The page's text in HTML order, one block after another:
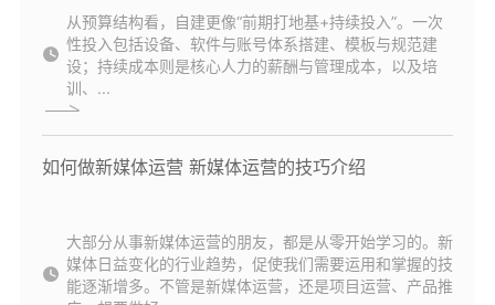
从预算结构看，自建更像“前期打地基+持续投入”。一次
性投入包括设备、软件与账号体系搭建、模板与规范建
设；持续成本则是核心人力的薪酬与管理成本，以及培
训、...
如何做新媒体运营 新媒体运营的技巧介绍
大部分从事新媒体运营的朋友，都是从零开始学习的。新
媒体日益变化的行业趋势，促使我们需要运用和掌握的技
能逐渐增多。不管是新媒体运营，还是项目运营、产品推